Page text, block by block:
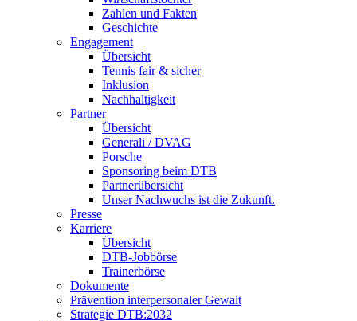
Zahlen und Fakten
Geschichte
Engagement
Übersicht
Tennis fair & sicher
Inklusion
Nachhaltigkeit
Partner
Übersicht
Generali / DVAG
Porsche
Sponsoring beim DTB
Partnerübersicht
Unser Nachwuchs ist die Zukunft.
Presse
Karriere
Übersicht
DTB-Jobbörse
Trainerbörse
Dokumente
Prävention interpersonaler Gewalt
Strategie DTB:2032